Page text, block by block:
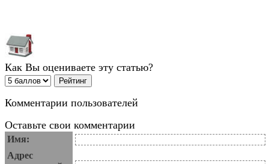
Как Вы оцениваете эту статью?
Комментарии пользователей
Оставьте свои комментарии
Имя:
Адрес